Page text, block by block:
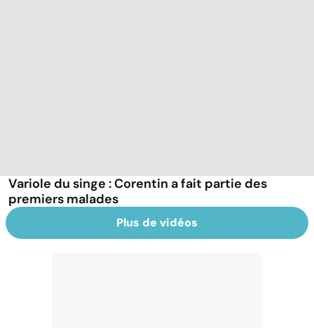
Variole du singe : Corentin a fait partie des
premiers malades
Plus de vidéos